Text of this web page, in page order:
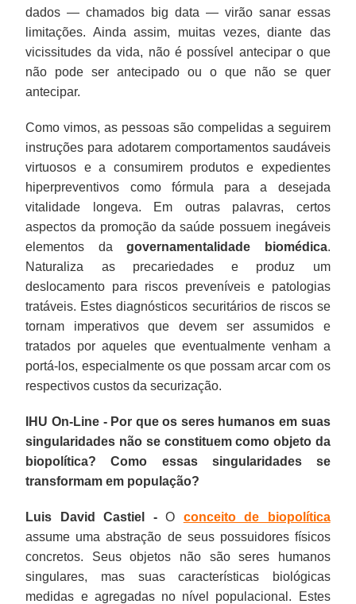
dados — chamados big data — virão sanar essas
limitações. Ainda assim, muitas vezes, diante das
vicissitudes da vida, não é possível antecipar o que
não pode ser antecipado ou o que não se quer
antecipar.
Como vimos, as pessoas são compelidas a seguirem
instruções para adotarem comportamentos saudáveis
virtuosos e a consumirem produtos e expedientes
hiperpreventivos como fórmula para a desejada
vitalidade longeva. Em outras palavras, certos
aspectos da promoção da saúde possuem inegáveis
elementos dagovernamentalidade biomédica.
Naturaliza as precariedades e produz um
deslocamento para riscos preveníveis e patologias
tratáveis. Estes diagnósticos securitários de riscos se
tornam imperativos que devem ser assumidos e
tratados por aqueles que eventualmente venham a
portá-los, especialmente os que possam arcar com os
respectivos custos da securização.
IHU On-Line - Por que os seres humanos em suas
singularidades não se constituem como objeto da
biopolítica? Como essas singularidades se
transformam em população?
Luis David Castiel -O conceito de biopolítica
assume uma abstração de seus possuidores físicos
concretos. Seus objetos não são seres humanos
singulares, mas suas características biológicas
medidas e agregadas no nível populacional. Estes